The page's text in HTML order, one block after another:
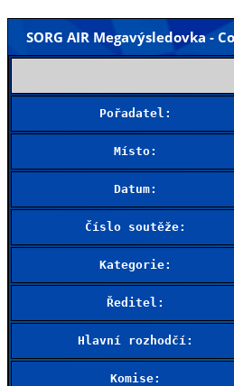
SORG AIR Megavýsledovka -
Pořadatel:
Místo:
Datum:
Číslo soutěže:
Kategorie:
Ředitel:
Hlavní rozhodčí:
Komise: